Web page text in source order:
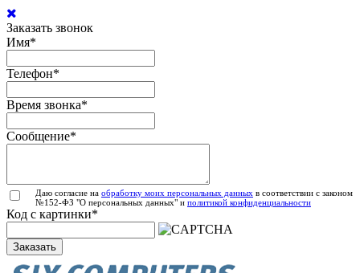
Заказать звонок
Имя*
Телефон*
Время звонка*
Сообщение*
Даю согласие на обработку моих персональных данных в соответствии с законом
№152-ФЗ "О персональных данных" и политикой конфиденциальности
Код с картинки*
Заказать